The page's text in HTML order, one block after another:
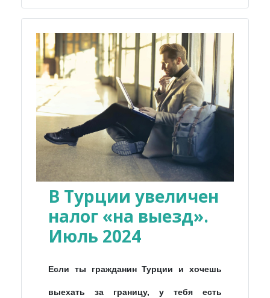
В Турции увеличен
налог «на выезд».
Июль 2024
Если ты гражданин Турции и хочешь
выехать за границу, у тебя есть